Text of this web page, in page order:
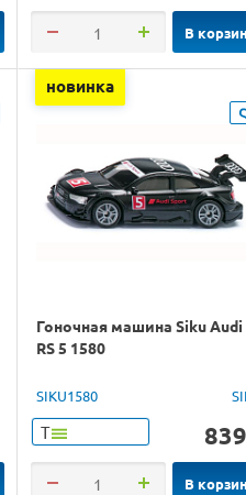
В
новинка
Гоночная машина Siku Audi
RS 5 1580
SIKU1580
Т 839
В